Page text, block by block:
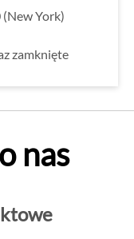
York)
zamknięte
nas